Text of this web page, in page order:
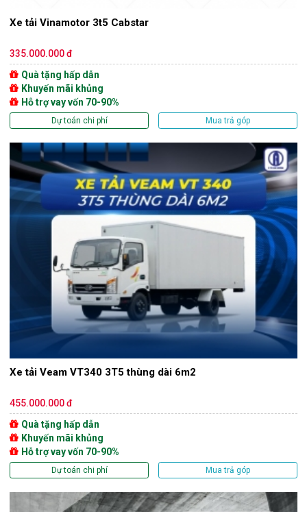
Xe tải Vinamotor 3t5 Cabstar
335.000.000 đ
Quà tặng hấp dẫn
Khuyến mãi khủng
Hỗ trợ vay vốn 70-90%
Dự toán chi phí Mua trả góp
Xe tải Veam VT340 3T5 thùng dài 6m2
455.000.000 đ
Quà tặng hấp dẫn
Khuyến mãi khủng
Hỗ trợ vay vốn 70-90%
Dự toán chi phí Mua trả góp